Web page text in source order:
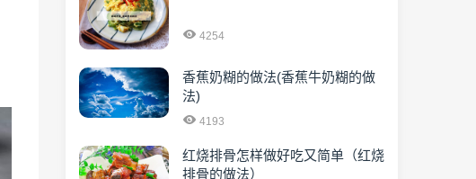
4254
香蕉奶糊的做法(香蕉牛奶糊的做
法)
4193
红烧排骨怎样做好吃又简单（红烧
排骨的做法）